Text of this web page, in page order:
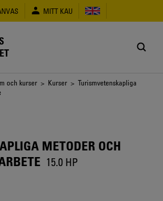
MITT KAU
och kurser > Kurser > Turismvetenskapliga
METODER OCH
15.0 HP